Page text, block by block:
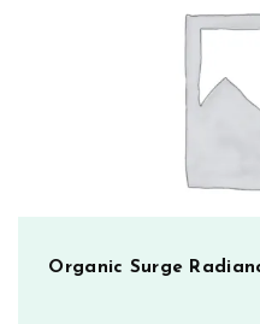
Organic Surge